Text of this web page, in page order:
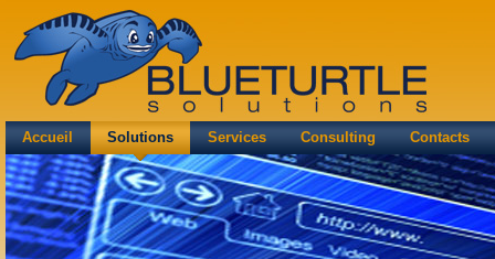
Accueil Solutions Services Consulting Contacts